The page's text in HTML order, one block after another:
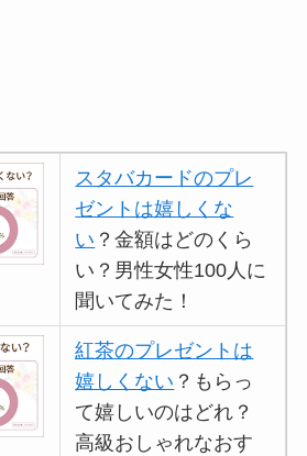
スタバカードのプレ
ゼントは嬉しくな
い ？金額はどのくら
い？男性女性100人に
聞いてみた！
紅茶のプレゼントは
嬉しくない ？もらっ
て嬉しいのはどれ？
高級おしゃれなおす